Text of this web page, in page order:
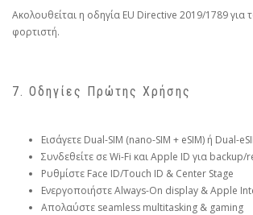
Ακολουθείται η οδηγία EU Directive 2019/1789 για
φορτιστή.
7. Οδηγίες Πρώτης Χρήσης
Εισάγετε Dual-SIM (nano-SIM + eSIM) ή Dual-
Συνδεθείτε σε Wi-Fi και Apple ID για backup/
Ρυθμίστε Face ID/Touch ID & Center Stage
Ενεργοποιήστε Always-On display & Apple
Απολαύστε seamless multitasking & gaming